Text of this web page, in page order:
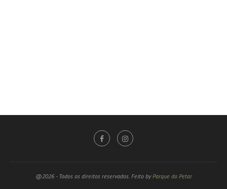
@2026 - Todos os direitos reservados. Feito byParque do Petar